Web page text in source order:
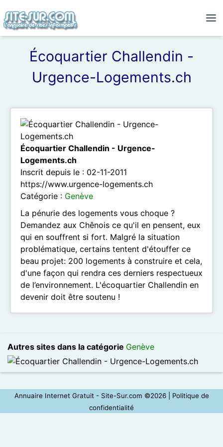
Écoquartier Challendin -
Urgence-Logements.ch
Écoquartier Challendin - Urgence-
Logements.ch
Inscrit depuis le : 02-11-2011
https://www.urgence-logements.ch
Catégorie : Genève
La pénurie des logements vous choque ?
Demandez aux Chênois ce qu'il en pensent, eux
qui en souffrent si fort. Malgré la situation
problématique, certains tentent d'étouffer ce
beau projet: 200 logements à construire et cela,
d'une façon qui rendra ces derniers respectueux
de l’environnement. L'écoquartier Challendin en
devenir doit être soutenu !
Autres sites dans la catégorie Genève
Annuaire Internet Gratuit - Site-Sur.com ©2026 | Politique de
confidentialité